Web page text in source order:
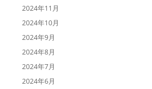
2024年11月
2024年10月
2024年9月
2024年8月
2024年7月
2024年6月